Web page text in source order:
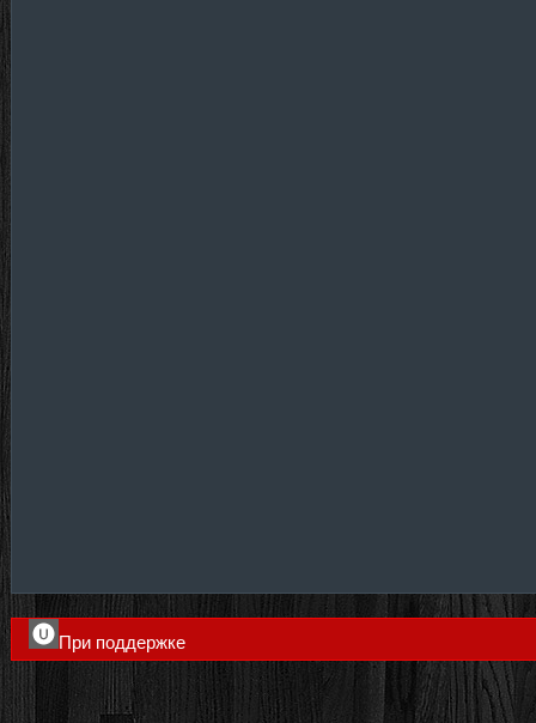
При поддержке